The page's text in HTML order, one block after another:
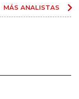
MÁS ANALISTAS